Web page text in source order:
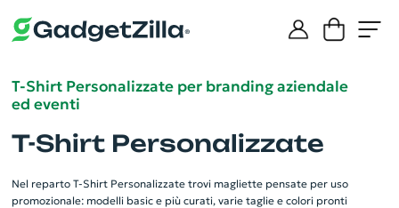
T-Shirt Personalizzate per branding aziendale
ed eventi
T-Shirt Personalizzate
Nel reparto T-Shirt Personalizzate trovi magliette pensate per uso
promozionale: modelli basic e più curati, varie taglie e colori pronti